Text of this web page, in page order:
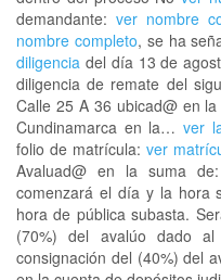
demandante: ver nombre
nombre completo, se ha
diligencia del día 13 de
diligencia de remate del
Calle 25 A 36 ubicad@ en
Cundinamarca en la… ver
folio de matrícula: ver
Avaluad@ en la suma
comenzará el día y la hora
hora de pública subasta.
(70%) del avalúo dado
consignación del (40%) del